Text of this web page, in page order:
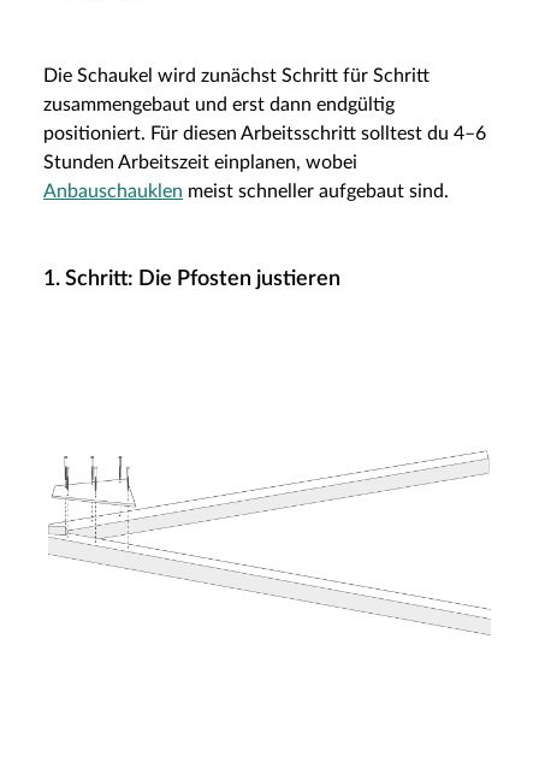
Die Schaukel wird zunächst Schritt für Schritt
zusammengebaut und erst dann endgültig
positioniert. Für diesen Arbeitsschritt solltest du 4–6
Stunden Arbeitszeit einplanen, wobei
Anbauschauklen meist schneller aufgebaut sind.
1. Schritt: Die Pfosten justieren